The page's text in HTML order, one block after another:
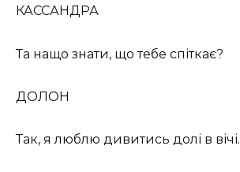
КАССАНДРА
Та нащо знати, що тебе спіткає?
ДОЛОН
Так, я люблю дивитись долі в вічі.